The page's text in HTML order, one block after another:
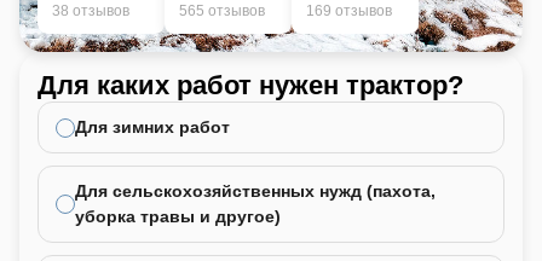
38 отзывов 565 отзывов 169 отзывов
Для каких работ нужен трактор?
Для зимних работ
Для сельскохозяйственных нужд (пахота,
уборка травы и другое)